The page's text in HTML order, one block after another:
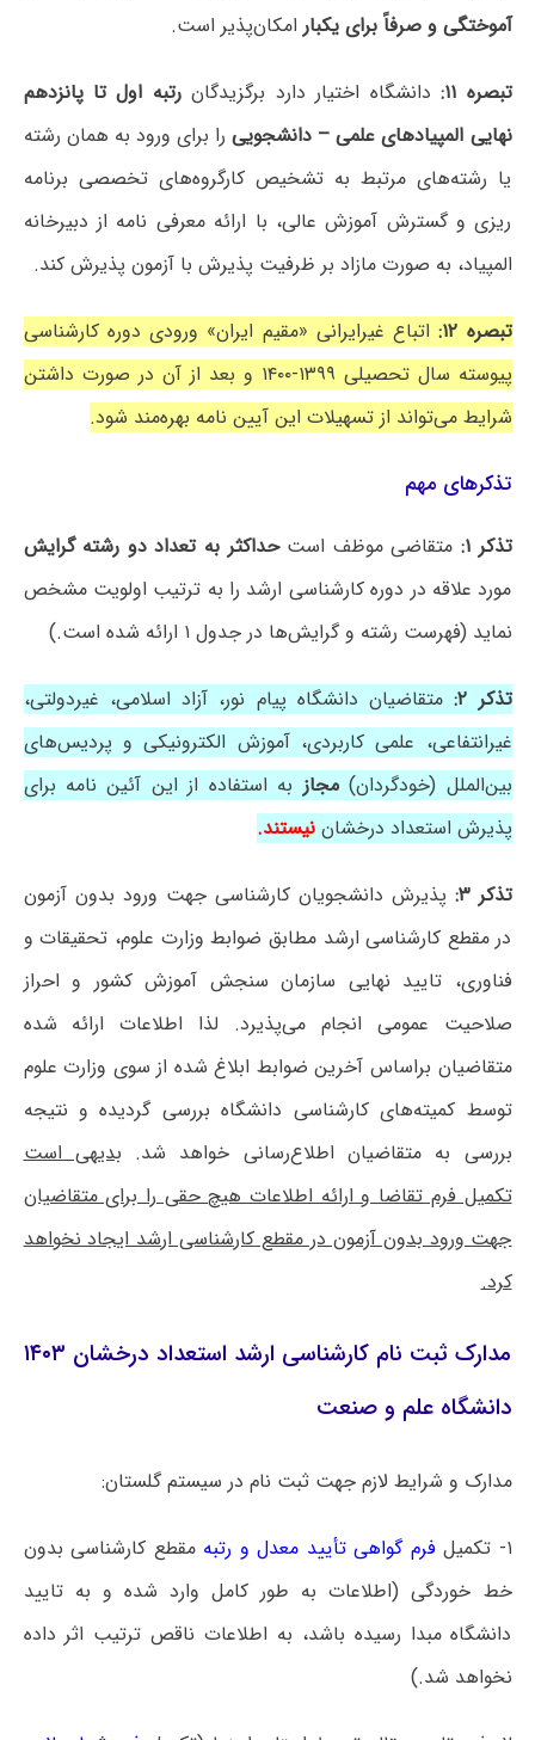
آموختگی و صرفاً برای یکبارامکان‌پذیر است.
تبصره ۱۱: دانشگاه اختیار دارد برگزیدگانرتبه اول تا پانزدهم
نهایی المپیادهای علمی – دانشجوییرا برای ورود به همان رشته
یا رشته‌های مرتبط به تشخیص کارگروه‌های تخصصی برنامه
ریزی و گسترش آموزش عالی، با ارائه معرفی نامه از دبیرخانه
المپیاد، به صورت مازاد بر ظرفیت پذیرش با آزمون پذیرش کند.
تبصره ۱۲:
اتباع غیرایرانی «مقیم ایران» ورودی دوره کارشناسی
پیوسته سال تحصیلی ۱۳۹۹-۱۴۰۰ و بعد از آن در صورت داشتن
شرایط می‌تواند از تسهیلات این آیین نامه بهره‌مند شود.
تذکرهای مهم
تذکر ۱: متقاضی موظف استحداکثر به تعداد دو رشته گرایش
مورد علاقه در دوره کارشناسی ارشد را به ترتیب اولویت مشخص
نماید (فهرست رشته و گرایش‌ها در جدول ۱ ارائه شده است.)
تذکر ۲:
متقاضیان دانشگاه پیام نور، آزاد اسلامی، غیردولتی،
غیرانتفاعی، علمی کاربردی، آموزش الکترونیکی و پردیس‌های
بین‌الملل (خودگردان)مجازبه استفاده از این آئین نامه برای
پذیرش استعداد درخشاننیستند.
تذکر ۳:
پذیرش دانشجویان کارشناسی جهت ورود بدون آزمون
در مقطع کارشناسی ارشد مطابق ضوابط وزارت علوم، تحقیقات و
فناوری، تایید نهایی سازمان سنجش آموزش کشور و احراز
صلاحیت عمومی انجام می‌پذیرد. لذا اطلاعات ارائه شده
متقاضیان براساس آخرین ضوابط ابلاغ شده از سوی وزارت علوم
توسط کمیته‌های کارشناسی دانشگاه بررسی گردیده و نتیجه
بررسی به متقاضیان اطلاع‌رسانی خواهد شد. بدیهی است
تکمیل فرم تقاضا و ارائه اطلاعات هیچ حقی را برای متقاضیان
جهت ورود بدون آزمون در مقطع کارشناسی ارشد ایجاد نخواهد
کرد.
مدارک ثبت نام کارشناسی ارشد استعداد درخشان ۱۴۰۳
دانشگاه علم و صنعت
مدارک و شرایط لازم جهت ثبت نام در سیستم گلستان:
۱- تکمیل فرم گواهی تأیید معدل و رتبه مقطع کارشناسی بدون
خط خوردگی (اطلاعات به طور کامل وارد شده و به تایید
دانشگاه مبدا رسیده باشد، به اطلاعات ناقص ترتیب اثر داده
نخواهد شد.)